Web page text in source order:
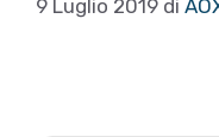
9 Luglio 2019 di